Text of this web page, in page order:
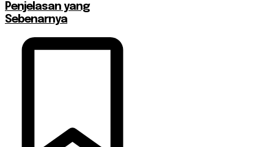
Penjelasan yang
Sebenarnya